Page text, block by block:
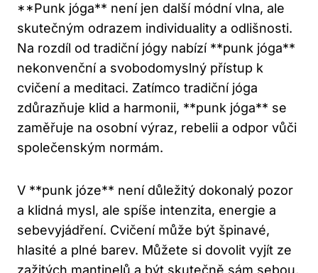
**Punk jóga** není jen další ⁤módní vlna,‍ ale
⁤skutečným ⁢odrazem individuality a‍ odlišnosti.
Na ‌rozdíl od tradiční jógy nabízí ⁤**punk jóga** ​
nekonvenční a svobodomyslný přístup k
cvičení a meditaci. Zatímco tradiční⁣ jóga
zdůrazňuje klid a harmonii, **punk ‌jóga** se
zaměřuje na osobní výraz, rebelii ​a odpor vůči
společenským ​normám.
V **punk józe** není důležitý dokonalý pozor
a klidná mysl, ale spíše intenzita, energie a⁢
sebevyjádření. Cvičení ⁤může ‌být⁢ špinavé,
hlasité⁣ a plné barev. Můžete si dovolit vyjít ze
zažitých mantinelů ‌a‍ být skutečně sám sebou,